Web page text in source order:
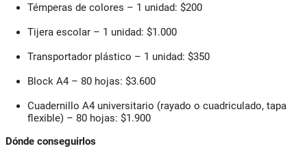
Témperas de colores – 1 unidad: $200
Tijera escolar – 1 unidad: $1.000
Transportador plástico – 1 unidad: $350
Block A4 – 80 hojas: $3.600
Cuadernillo A4 universitario (rayado o cuadriculado, tapa
flexible) – 80 hojas: $1.900
Dónde conseguirlos